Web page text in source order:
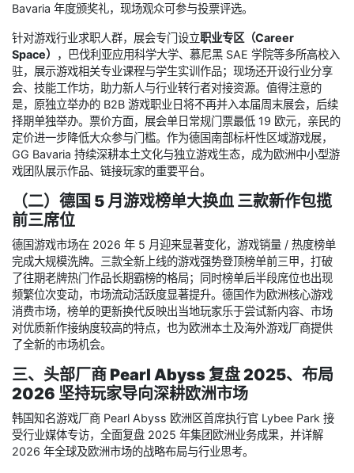
Bavaria 年度颁奖礼，现场观众可参与投票评选。
针对游戏行业求职人群，展会专门设立职业专区（Career
Space）
，巴伐利亚应用科学大学、慕尼黑 SAE 学院等多所高校入
驻，展示游戏相关专业课程与学生实训作品；现场还开设行业分享
会、技能工作坊，助力新人与行业转行者对接资源。值得注意的
是，原独立举办的 B2B 游戏职业日将不再并入本届周末展会，后续
择期单独举办。票价方面，展会单日常规门票最低 19 欧元，亲民的
定价进一步降低大众参与门槛。作为德国南部标杆性区域游戏展，
GG Bavaria 持续深耕本土文化与独立游戏生态，成为欧洲中小型游
戏团队展示作品、链接玩家的重要平台。
（二）德国 5 月游戏榜单大换血 三款新作包揽
前三席位
德国游戏市场在 2026 年 5 月迎来显著变化，游戏销量 / 热度榜单
完成大规模洗牌。三款全新上线的游戏强势登顶榜单前三甲，打破
了往期老牌热门作品长期霸榜的格局；同时榜单后半段席位也出现
频繁位次变动，市场流动活跃度显著提升。德国作为欧洲核心游戏
消费市场，榜单的更新换代反映出当地玩家乐于尝试新内容、市场
对优质新作接纳度较高的特点，也为欧洲本土及海外游戏厂商提供
了全新的市场机会。
三、头部厂商 Pearl Abyss 复盘 2025、布局
2026 坚持玩家导向深耕欧洲市场
韩国知名游戏厂商 Pearl Abyss 欧洲区首席执行官 Lybee Park 接
受行业媒体专访，全面复盘 2025 年集团欧洲业务成果，并详解
2026 年全球及欧洲市场的战略布局与行业思考。